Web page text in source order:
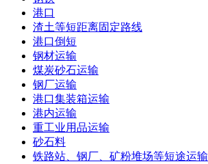
港口
渣土等短距离固定路线
港口倒短
钢材运输
煤炭砂石运输
钢厂运输
港口集装箱运输
港内运输
重工业用品运输
砂石料
铁路站、钢厂、矿粉堆场等短途运输